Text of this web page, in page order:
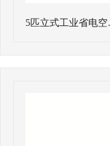
5匹立式工业省电